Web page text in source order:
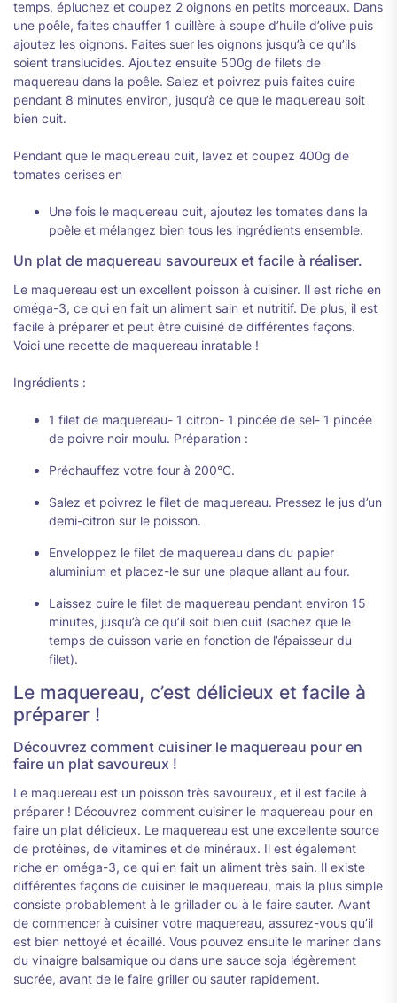
temps, épluchez et coupez 2 oignons en petits morceaux. Dans
une poêle, faites chauffer 1 cuillère à soupe d’huile d’olive puis
ajoutez les oignons. Faites suer les oignons jusqu’à ce qu’ils
soient translucides. Ajoutez ensuite 500g de filets de
maquereau dans la poêle. Salez et poivrez puis faites cuire
pendant 8 minutes environ, jusqu’à ce que le maquereau soit
bien cuit.
Pendant que le maquereau cuit, lavez et coupez 400g de
tomates cerises en
Une fois le maquereau cuit, ajoutez les tomates dans la
poêle et mélangez bien tous les ingrédients ensemble.
Un plat de maquereau savoureux et facile à réaliser.
Le maquereau est un excellent poisson à cuisiner. Il est riche en
oméga-3, ce qui en fait un aliment sain et nutritif. De plus, il est
facile à préparer et peut être cuisiné de différentes façons.
Voici une recette de maquereau inratable !
Ingrédients :
1 filet de maquereau- 1 citron- 1 pincée de sel- 1 pincée
de poivre noir moulu. Préparation :
Préchauffez votre four à 200°C.
Salez et poivrez le filet de maquereau. Pressez le jus d’un
demi-citron sur le poisson.
Enveloppez le filet de maquereau dans du papier
aluminium et placez-le sur une plaque allant au four.
Laissez cuire le filet de maquereau pendant environ 15
minutes, jusqu’à ce qu’il soit bien cuit (sachez que le
temps de cuisson varie en fonction de l’épaisseur du
filet).
Le maquereau, c’est délicieux et facile à
préparer !
Découvrez comment cuisiner le maquereau pour en
faire un plat savoureux !
Le maquereau est un poisson très savoureux, et il est facile à
préparer ! Découvrez comment cuisiner le maquereau pour en
faire un plat délicieux. Le maquereau est une excellente source
de protéines, de vitamines et de minéraux. Il est également
riche en oméga-3, ce qui en fait un aliment très sain. Il existe
différentes façons de cuisiner le maquereau, mais la plus simple
consiste probablement à le grillader ou à le faire sauter. Avant
de commencer à cuisiner votre maquereau, assurez-vous qu’il
est bien nettoyé et écaillé. Vous pouvez ensuite le mariner dans
du vinaigre balsamique ou dans une sauce soja légèrement
sucrée, avant de le faire griller ou sauter rapidement.